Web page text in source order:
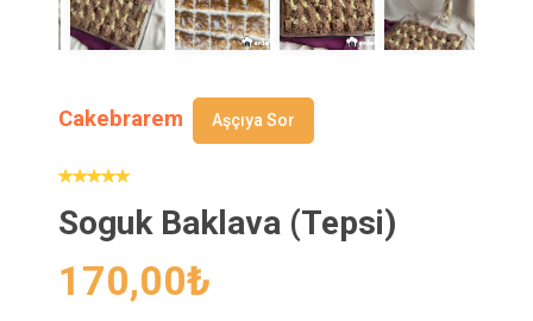
Cakebrarem Aşçıya Sor
Soguk Baklava (Tepsi)
170,00₺